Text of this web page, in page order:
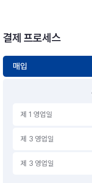
결제 프로세스
매입
제 1 영업일
제 3 영업일
제 3 영업일